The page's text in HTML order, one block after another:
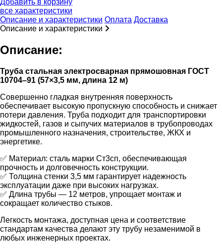
все характеристики
Описание и характеристики Оплата Доставка
Описание и характеристики
Описание:
Труба стальная электросварная прямошовная ГОСТ
10704–91 (57×3,5 мм, длина 12 м)
Совершенно гладкая внутренняя поверхность
обеспечивает высокую пропускную способность и снижает
потери давления. Труба подходит для транспортировки
жидкостей, газов и сыпучих материалов в трубопроводах
промышленного назначения, строительстве, ЖКХ и
энергетике.
✅ Материал: сталь марки Ст3сп, обеспечивающая
прочность и долговечность конструкции.
✅ Толщина стенки 3,5 мм гарантирует надежность
эксплуатации даже при высоких нагрузках.
✅ Длина трубы — 12 метров, упрощает монтаж и
сокращает количество стыков.
Легкость монтажа, доступная цена и соответствие
стандартам качества делают эту трубу незаменимой в
любых инженерных проектах.